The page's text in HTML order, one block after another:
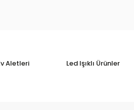
Aletleri Led Işıklı Ürünler